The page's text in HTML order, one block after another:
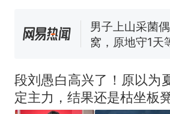
协会回应
男子上山采菌
窝，原地守1天
回大海 目击者
来源：参考消
笔试第一被第
官方通报
段刘愚白高兴了！原以为
定主力，结果还是枯坐板